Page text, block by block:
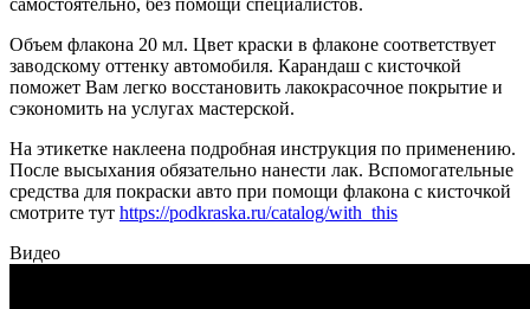
Объем флакона 20 мл. Цвет краски в флаконе соответствует
заводскому оттенку автомобиля. Карандаш с кисточкой
поможет Вам легко восстановить лакокрасочное покрытие и
сэкономить на услугах мастерской.
На этикетке наклеена подробная инструкция по применению.
После высыхания обязательно нанести лак. Вспомогательные
средства для покраски авто при помощи флакона с кисточкой
смотрите тут https://podkraska.ru/catalog/with_this
Видео